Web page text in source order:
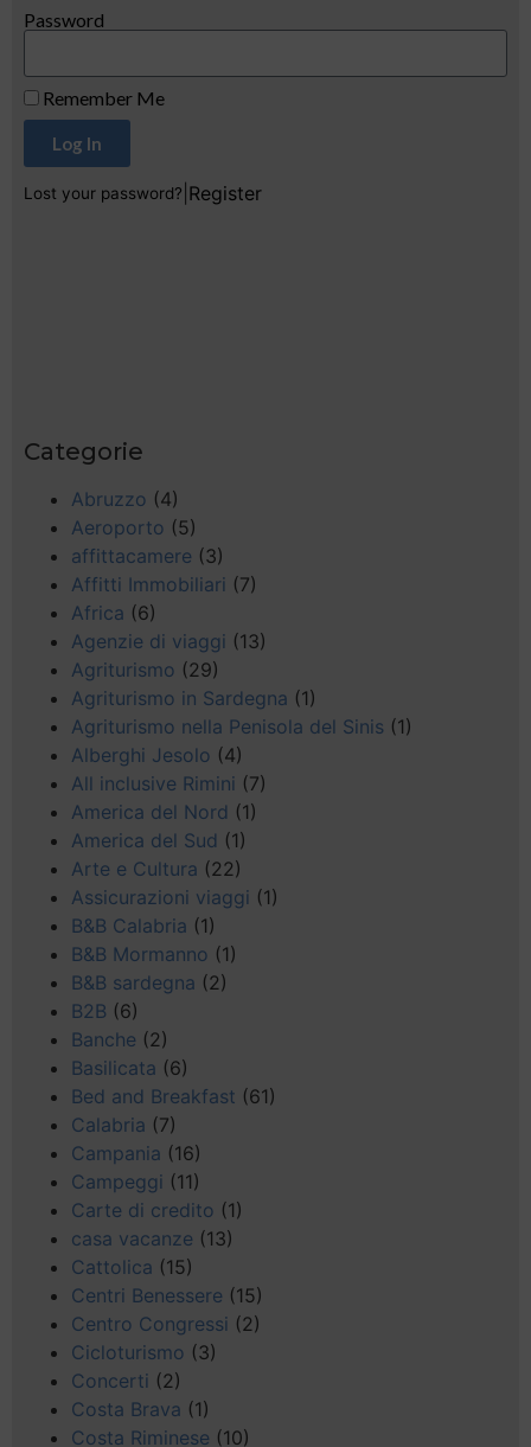
Password
Remember Me
Log In
Lost your password? Register
Categorie
Abruzzo (4)
Aeroporto (5)
affittacamere (3)
Affitti Immobiliari (7)
Africa (6)
Agenzie di viaggi (13)
Agriturismo (29)
Agriturismo in Sardegna (1)
Agriturismo nella Penisola del Sinis (1)
Alberghi Jesolo (4)
All inclusive Rimini (7)
America del Nord (1)
America del Sud (1)
Arte e Cultura (22)
Assicurazioni viaggi (1)
B&B Calabria (1)
B&B Mormanno (1)
B&B sardegna (2)
B2B (6)
Banche (2)
Basilicata (6)
Bed and Breakfast (61)
Calabria (7)
Campania (16)
Campeggi (11)
Carte di credito (1)
casa vacanze (13)
Cattolica (15)
Centri Benessere (15)
Centro Congressi (2)
Cicloturismo (3)
Concerti (2)
Costa Brava (1)
Costa Riminese (10)